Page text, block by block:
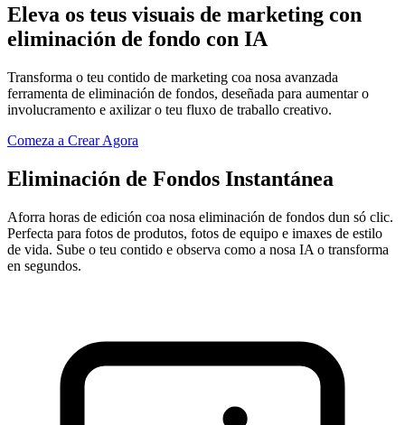
Eleva os teus visuais de marketing con
eliminación de fondo con IA
Transforma o teu contido de marketing coa nosa avanzada
ferramenta de eliminación de fondos, deseñada para aumentar o
involucramento e axilizar o teu fluxo de traballo creativo.
Comeza a Crear Agora
Eliminación de Fondos Instantánea
Aforra horas de edición coa nosa eliminación de fondos dun só clic.
Perfecta para fotos de produtos, fotos de equipo e imaxes de estilo
de vida. Sube o teu contido e observa como a nosa IA o transforma
en segundos.